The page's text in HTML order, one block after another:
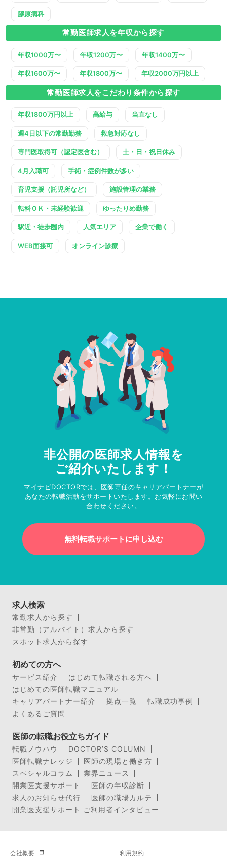
膠原病科
常勤医師求人を年収から探す
年収1000万〜 年収1200万〜 年収1400万〜
年収1600万〜 年収1800万〜 年収2000万円以上
常勤医師求人をこだわり条件から探す
年収1800万円以上 高給与 当直なし
週4日以下の常勤勤務 救急対応なし
専門医取得可（認定医含む） 土・日・祝日休み
4月入職可 手術・症例件数が多い
育児支援（託児所など） 施設管理の業務
転科ＯＫ・未経験歓迎 ゆったりめ勤務
駅近・徒歩圏内 人気エリア 企業で働く
WEB面接可 オンライン診療
非公開の医師求人情報を
ご紹介いたします！
マイナビDOCTORでは、医師専任のキャリアパートナーが
あなたの転職活動をサポートいたします。お気軽にお問い
合わせください。
無料転職サポートに申し込む
求人検索
常勤求人から探す
非常勤（アルバイト）求人から探す
スポット求人から探す
初めての方へ
サービス紹介
はじめて転職される方へ
はじめての医師転職マニュアル
キャリアパートナー紹介
拠点一覧
転職成功事例
よくあるご質問
医師の転職お役立ちガイド
転職ノウハウ
DOCTOR’S COLUMN
医師転職ナレッジ
医師の現場と働き方
スペシャルコラム
業界ニュース
開業医支援サポート
医師の年収診断
求人のお知らせ代行
医師の職場カルテ
開業医支援サポート ご利用者インタビュー
会社概要 利用規約